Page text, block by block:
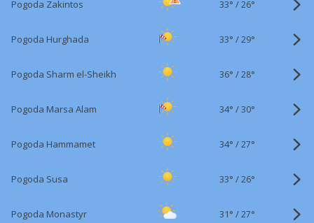
Pogoda Zakintos 33° /26°
Pogoda Hurghada 33° /29°
Pogoda Sharm el-Sheikh 36° /28°
Pogoda Marsa Alam 34° /30°
Pogoda Hammamet 34° /27°
Pogoda Susa 33° /26°
Pogoda Monastyr 31° /27°